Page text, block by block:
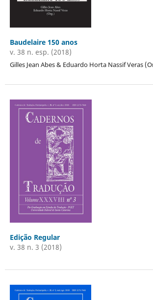
Baudelaire 150 anos
v. 38 n. esp. (2018)
Gilles Jean Abes & Eduardo Horta Nassif Veras
Edição Regular
v. 38 n. 3 (2018)